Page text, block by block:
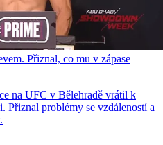
Přiznal, co mu v zápase
na UFC v Bělehradě vrátil k
problémy se vzdáleností a